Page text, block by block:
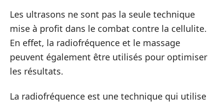
Les ultrasons ne sont pas la seule technique
mise à profit dans le combat contre la cellulite.
En effet, la radiofréquence et le massage
peuvent également être utilisés pour optimiser
les résultats.
La radiofréquence est une technique qui utilise